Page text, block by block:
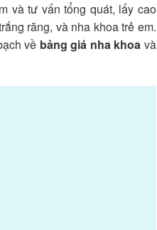
và tư vấn tổng quát, lấy cao
răng, và nha khoa trẻ em.
về bảng giá nha khoa và